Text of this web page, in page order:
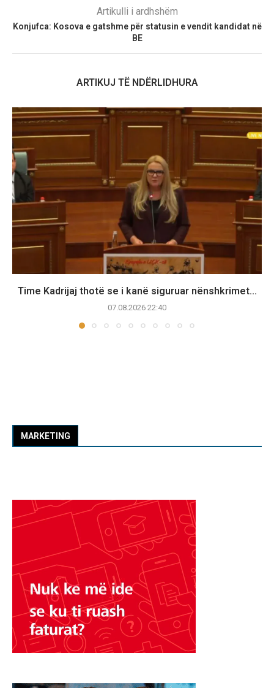
Artikulli i ardhshëm
Konjufca: Kosova e gatshme për statusin e vendit kandidat në
BE
ARTIKUJ TË NDËRLIDHURA
Time Kadrijaj thotë se i kanë siguruar nënshkrimet...
07.08.2026 22:40
MARKETING